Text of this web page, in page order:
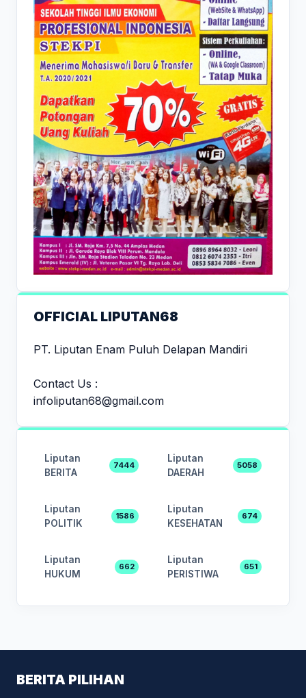
OFFICIAL LIPUTAN68
PT. Liputan Enam Puluh Delapan Mandiri
Contact Us :
infoliputan68@gmail.com
Liputan
BERITA
7444
Liputan
DAERAH
5058
Liputan
POLITIK
1586
Liputan
KESEHATAN
674
Liputan
HUKUM
662
Liputan
PERISTIWA
651
BERITA PILIHAN